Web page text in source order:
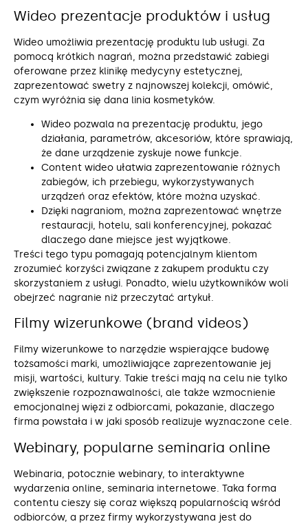
Wideo prezentacje produktów i usług
Wideo umożliwia prezentację produktu lub usługi. Za
pomocą krótkich nagrań, można przedstawić zabiegi
oferowane przez klinikę medycyny estetycznej,
zaprezentować swetry z najnowszej kolekcji, omówić,
czym wyróżnia się dana linia kosmetyków.
Wideo pozwala na prezentację produktu, jego
działania, parametrów, akcesoriów, które sprawiają,
że dane urządzenie zyskuje nowe funkcje.
Content wideo ułatwia zaprezentowanie różnych
zabiegów, ich przebiegu, wykorzystywanych
urządzeń oraz efektów, które można uzyskać.
Dzięki nagraniom, można zaprezentować wnętrze
restauracji, hotelu, sali konferencyjnej, pokazać
dlaczego dane miejsce jest wyjątkowe.
Treści tego typu pomagają potencjalnym klientom
zrozumieć korzyści związane z zakupem produktu czy
skorzystaniem z usługi. Ponadto, wielu użytkowników woli
obejrzeć nagranie niż przeczytać artykuł.
Filmy wizerunkowe (brand videos)
Filmy wizerunkowe to narzędzie wspierające budowę
tożsamości marki, umożliwiające zaprezentowanie jej
misji, wartości, kultury. Takie treści mają na celu nie tylko
zwiększenie rozpoznawalności, ale także wzmocnienie
emocjonalnej więzi z odbiorcami, pokazanie, dlaczego
firma powstała i w jaki sposób realizuje wyznaczone cele.
Webinary, popularne seminaria online
Webinaria, potocznie webinary, to interaktywne
wydarzenia online, seminaria internetowe. Taka forma
contentu cieszy się coraz większą popularnością wśród
odbiorców, a przez firmy wykorzystywana jest do